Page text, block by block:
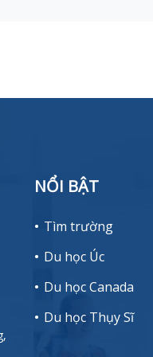
NỔI BẬT
Tìm trường
Du học Úc
Du học Canada
Du học Thụy Sĩ